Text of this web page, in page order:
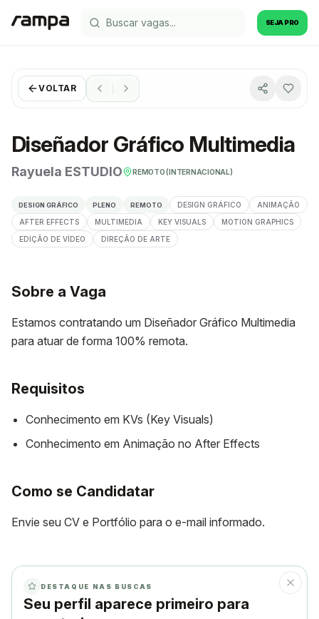
SEJA PRO
VOLTAR
Diseñador Gráfico Multimedia
Rayuela ESTUDIO REMOTO (INTERNACIONAL)
DESIGN GRÁFICO PLENO REMOTO DESIGN GRÁFICO
ANIMAÇÃO
AFTER EFFECTS
MULTIMEDIA KEY VISUALS
MOTION GRAPHICS
EDIÇÃO DE VÍDEO
DIREÇÃO DE ARTE
Sobre a Vaga
Estamos contratando um Diseñador Gráfico Multimedia
para atuar de forma 100% remota.
Requisitos
Conhecimento em KVs (Key Visuals)
Conhecimento em Animação no After Effects
Como se Candidatar
Envie seu CV e Portfólio para o e-mail informado.
DESTAQUE NAS BUSCAS
Seu perfil aparece primeiro para